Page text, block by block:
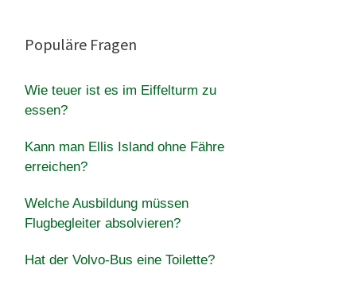
Populäre Fragen
Wie teuer ist es im Eiffelturm zu
essen?
Kann man Ellis Island ohne Fähre
erreichen?
Welche Ausbildung müssen
Flugbegleiter absolvieren?
Hat der Volvo-Bus eine Toilette?